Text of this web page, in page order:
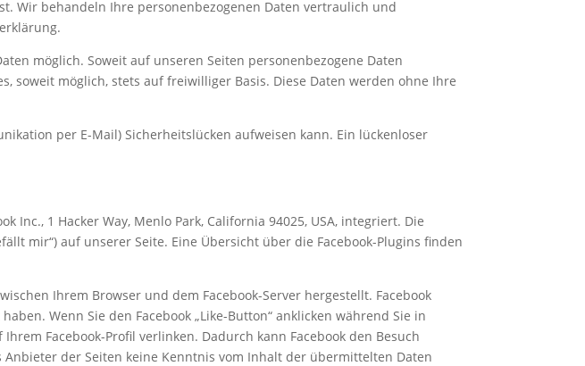
Wir behandeln Ihre personenbezogenen Daten vertraulich und
möglich. Soweit auf unseren Seiten personenbezogene Daten
soweit möglich, stets auf freiwilliger Basis. Diese Daten werden ohne Ihre
per E-Mail) Sicherheitslücken aufweisen kann. Ein lückenloser
Inc., 1 Hacker Way, Menlo Park, California 94025, USA, integriert. Die
mir“) auf unserer Seite. Eine Übersicht über die Facebook-Plugins finden
Ihrem Browser und dem Facebook-Server hergestellt. Facebook
Wenn Sie den Facebook „Like-Button“ anklicken während Sie in
Facebook-Profil verlinken. Dadurch kann Facebook den Besuch
der Seiten keine Kenntnis vom Inhalt der übermittelten Daten